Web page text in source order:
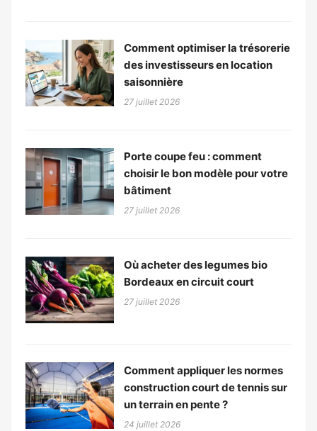
Comment optimiser la trésorerie
des investisseurs en location
saisonnière
27 juillet 2026
Porte coupe feu : comment
choisir le bon modèle pour votre
bâtiment
27 juillet 2026
Où acheter des legumes bio
Bordeaux en circuit court
27 juillet 2026
Comment appliquer les normes
construction court de tennis sur
un terrain en pente ?
24 juillet 2026